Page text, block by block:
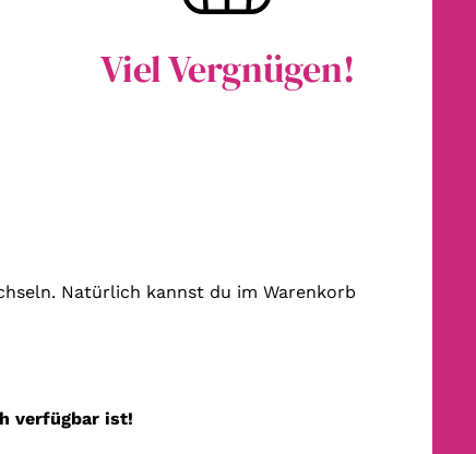
Viel Vergnügen!
Natürlich kannst du im Warenkorb
verfügbar ist!